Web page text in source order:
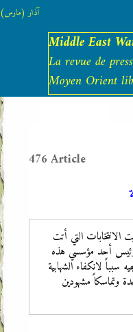
Middle East
La revue de
Moyen Orient
آذار (مارس) 2026
476 Article
الانتخابات التي أتت
أحد مؤسسي هذه
١٩٧٠، ومجيء الرئيس فرنجيه سبباً لانكفاء الشهابية
وتماسكاً مشهودين